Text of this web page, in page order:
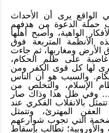
الواقع يرى أن الأحداث
حملة الدعوة من هدفهم
الواهية، وأصبح أهلها
الأنظمة المتربعة فوق
ومغاربها، ثم جاءت
على ظلم الحكام،
لها كل قوى الكفر ومن
والسبب هو أن الناس
الإسلام، والتخلص من
وفي ظل هذا وذاك صار
بالانقلاب الفكري عند
العفن المهترئ، وتتمثل
التي تجوب شوارعهم
تطالب بإسقاط